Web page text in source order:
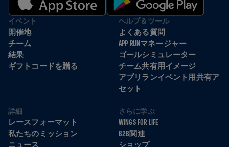
イベント
開催地
チーム
結果
ギフトコードを贈る
ヘルプ＆ツール
よくある質問
APP RUNマネージャー
ゴールシミュレーター
チーム共有用イメージ
アプリランイベント用共有ア
セット
詳細
レースフォーマット
私たちのミッション
ニュース
さらに学ぶ
WINGS FOR LIFE
B2B関連
ショップ